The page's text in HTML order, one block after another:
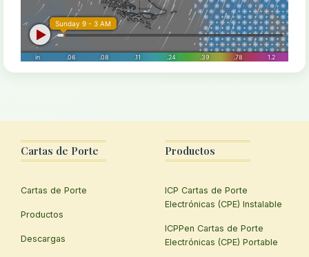
Cartas de Porte
Cartas de Porte
Productos
Descargas
Productos
ICP Cartas de Porte
Electrónicas (CPE) Instalable
ICPPen Cartas de Porte
Electrónicas (CPE) Portable